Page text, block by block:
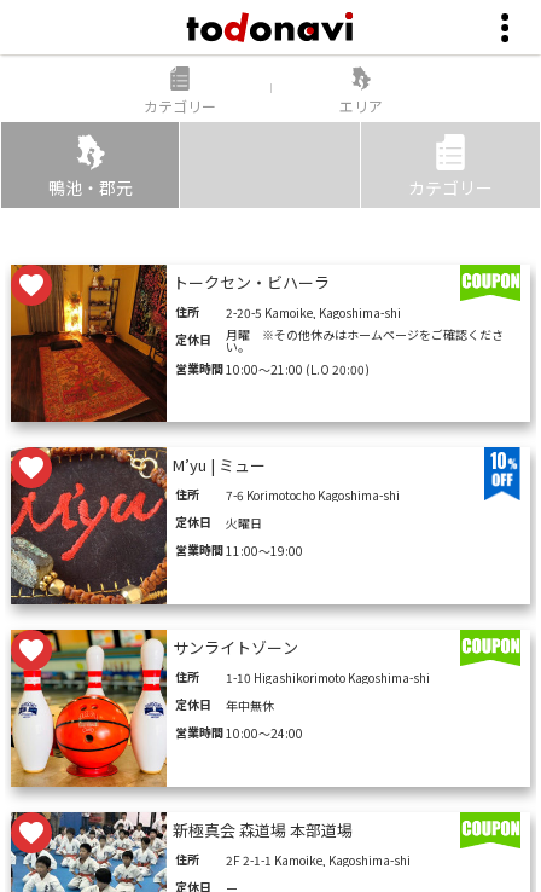
鴨池・郡元 カテゴリー
トークセン・ビハーラ
住所
2-20-5 Kamoike, Kagoshima-shi
定休日
月曜 ※その他休みはホームページをご確認くださ
い。
営業時間10:00〜21:00 (L.O 20:00)
10
M’yu | ミュー
住所
7-6 Korimotocho Kagoshima-shi
定休日
火曜日
営業時間11:00〜19:00
サンライトゾーン
住所
1-10 Higashikorimoto Kagoshima-shi
定休日
年中無休
営業時間10:00〜24:00
新極真会 森道場 本部道場
住所
2F 2-1-1 Kamoike, Kagoshima-shi
定休日
ー
カテゴリー エリア